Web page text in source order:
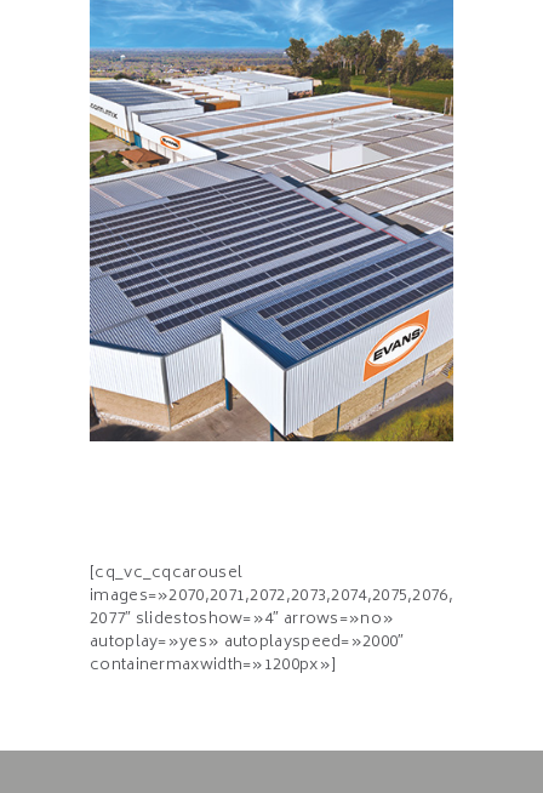
[cq_vc_cqcarousel
images=»2070,2071,2072,2073,2074,2075,2076,
2077″ slidestoshow=»4″ arrows=»no»
autoplay=»yes» autoplayspeed=»2000″
containermaxwidth=»1200px»]